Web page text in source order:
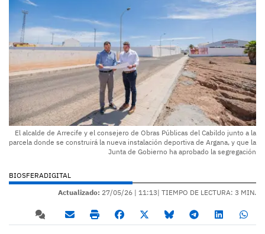
El alcalde de Arrecife y el consejero de Obras Públicas del Cabildo junto a la
parcela donde se construirá la nueva instalación deportiva de Argana, y que la
Junta de Gobierno ha aprobado la segregación
BIOSFERADIGITAL
Actualizado: 27/05/26 | 11:13| TIEMPO DE LECTURA: 3 MIN.